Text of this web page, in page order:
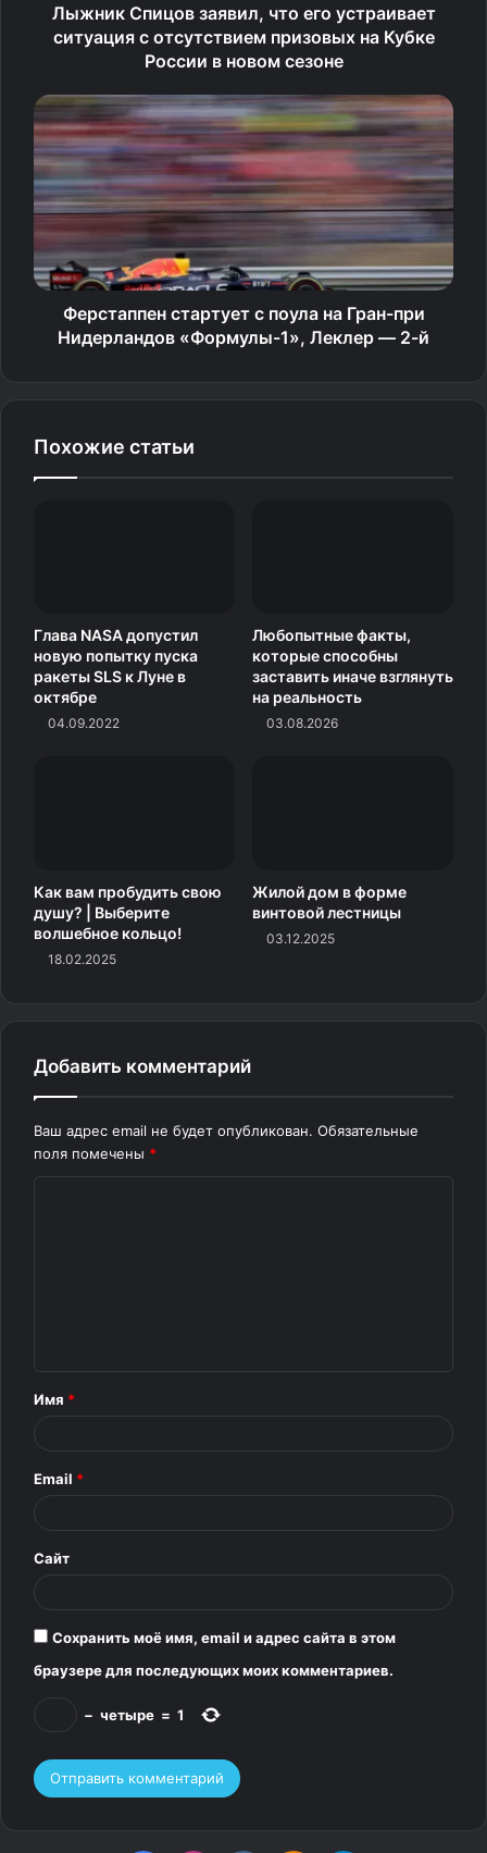
3.
5.
Лыжник Спицов заявил, что его устраивает
ситуация с отсутствием призовых на Кубке
России в новом сезоне
Ферстаппен стартует с поула на Гран-при
Нидерландов «Формулы-1», Леклер — 2-й
Похожие статьи
Глава NASA допустил
новую попытку пуска
ракеты SLS к Луне в
октябре
04.09.2022
Любопытные факты,
которые способны
заставить иначе взглянуть
на реальность
03.08.2026
Как вам пробудить свою
душу? | Выберите
волшебное кольцо!
18.02.2025
Жилой дом в форме
винтовой лестницы
03.12.2025
Добавить комментарий
Ваш адрес email не будет опубликован. Обязательные
поля помечены *
и
*
Имя *
Email *
Сайт
Сохранить моё имя, email и адрес сайта в этом
браузере для последующих моих комментариев.
− четыре = 1